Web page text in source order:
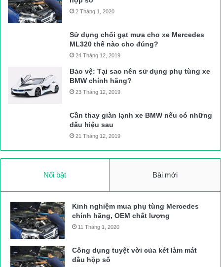
2 Tháng 1, 2020
Sử dụng chổi gạt mưa cho xe Mercedes
ML320 thế nào cho đúng?
24 Tháng 12, 2019
Bảo vệ: Tại sao nên sử dụng phụ tùng xe
BMW chính hãng?
23 Tháng 12, 2019
Cần thay giàn lạnh xe BMW nếu có những
dấu hiệu sau
21 Tháng 12, 2019
Nổi bật Bài mới
Kinh nghiệm mua phụ tùng Mercedes
chính hãng, OEM chất lượng
11 Tháng 1, 2020
Công dụng tuyệt vời của két làm mát
dầu hộp số